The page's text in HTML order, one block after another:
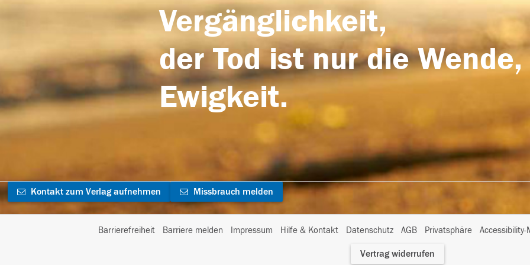
Vergänglichkeit,
der Tod ist nur die
Ewigkeit.
Kontakt zum Verlag aufnehmen Missbrauch melden
Barrierefreiheit Barriere melden Impressum Hilfe & Kontakt Datenschutz AGB Privatsphäre
I
Vertrag widerrufen